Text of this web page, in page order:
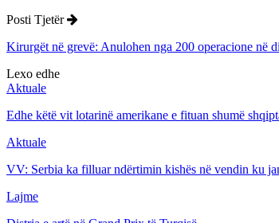
Posti Tjetër
Kirurgët në grevë: Anulohen nga 200 operacione në
Lexo edhe
Aktuale
Edhe këtë vit lotarinë amerikane e fituan shumë
Aktuale
VV: Serbia ka filluar ndërtimin kishës në vendin ku
Lajme